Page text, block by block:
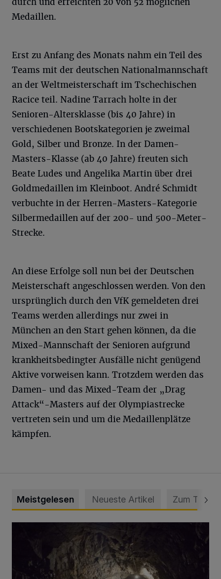
Medaillen.
Erst zu Anfang des Monats nahm ein Teil des
Teams mit der deutschen Nationalmannschaft
an der Weltmeisterschaft im Tschechischen
Racice teil. Nadine Tarrach holte in der
Senioren-Altersklasse (bis 40 Jahre) in
verschiedenen Bootskategorien je zweimal
Gold, Silber und Bronze. In der Damen-
Masters-Klasse (ab 40 Jahre) freuten sich
Beate Ludes und Angelika Martin über drei
Goldmedaillen im Kleinboot. André Schmidt
verbuchte in der Herren-Masters-Kategorie
Silbermedaillen auf der 200- und 500-Meter-
Strecke.
An diese Erfolge soll nun bei der Deutschen
Meisterschaft angeschlossen werden. Von den
ursprünglich durch den VfK gemeldeten drei
Teams werden allerdings nur zwei in
München an den Start gehen können, da die
Mixed-Mannschaft der Senioren aufgrund
krankheitsbedingter Ausfälle nicht genügend
Aktive vorweisen kann. Trotzdem werden das
Damen- und das Mixed-Team der „Drag
Attack“-Masters auf der Olympiastrecke
vertreten sein und um die Medaillenplätze
kämpfen.
Meistgelesen Neueste Artikel Zum Thema